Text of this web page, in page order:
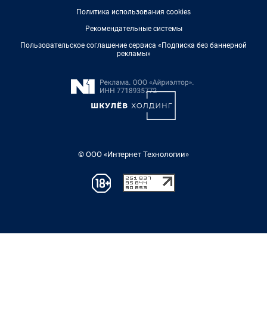
Политика использования cookies
Рекомендательные системы
Пользовательское соглашение сервиса «Подписка без баннерной
рекламы»
© ООО «Интернет Технологии»